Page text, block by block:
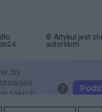
© Artykuł jest
autorskim.